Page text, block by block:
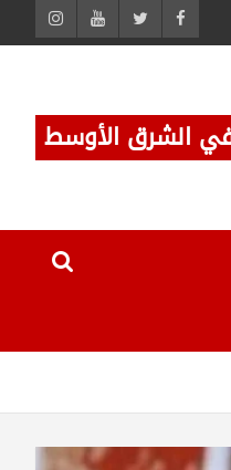
في الشرق الأوسط